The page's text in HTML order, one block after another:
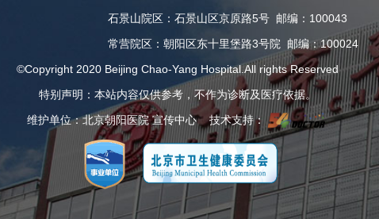
石景山院区 ： 石景山区京原路5号 邮编：100043
常营院区 ： 朝阳区东十里堡路3号院 邮编：100024
©Copyright 2020 Beijing Chao-Yang Hospital.All rights Reserved
特别声明：本站内容仅供参考，不作为诊断及医疗依据。
维护单位：北京朝阳医院 宣传中心 技术支持：